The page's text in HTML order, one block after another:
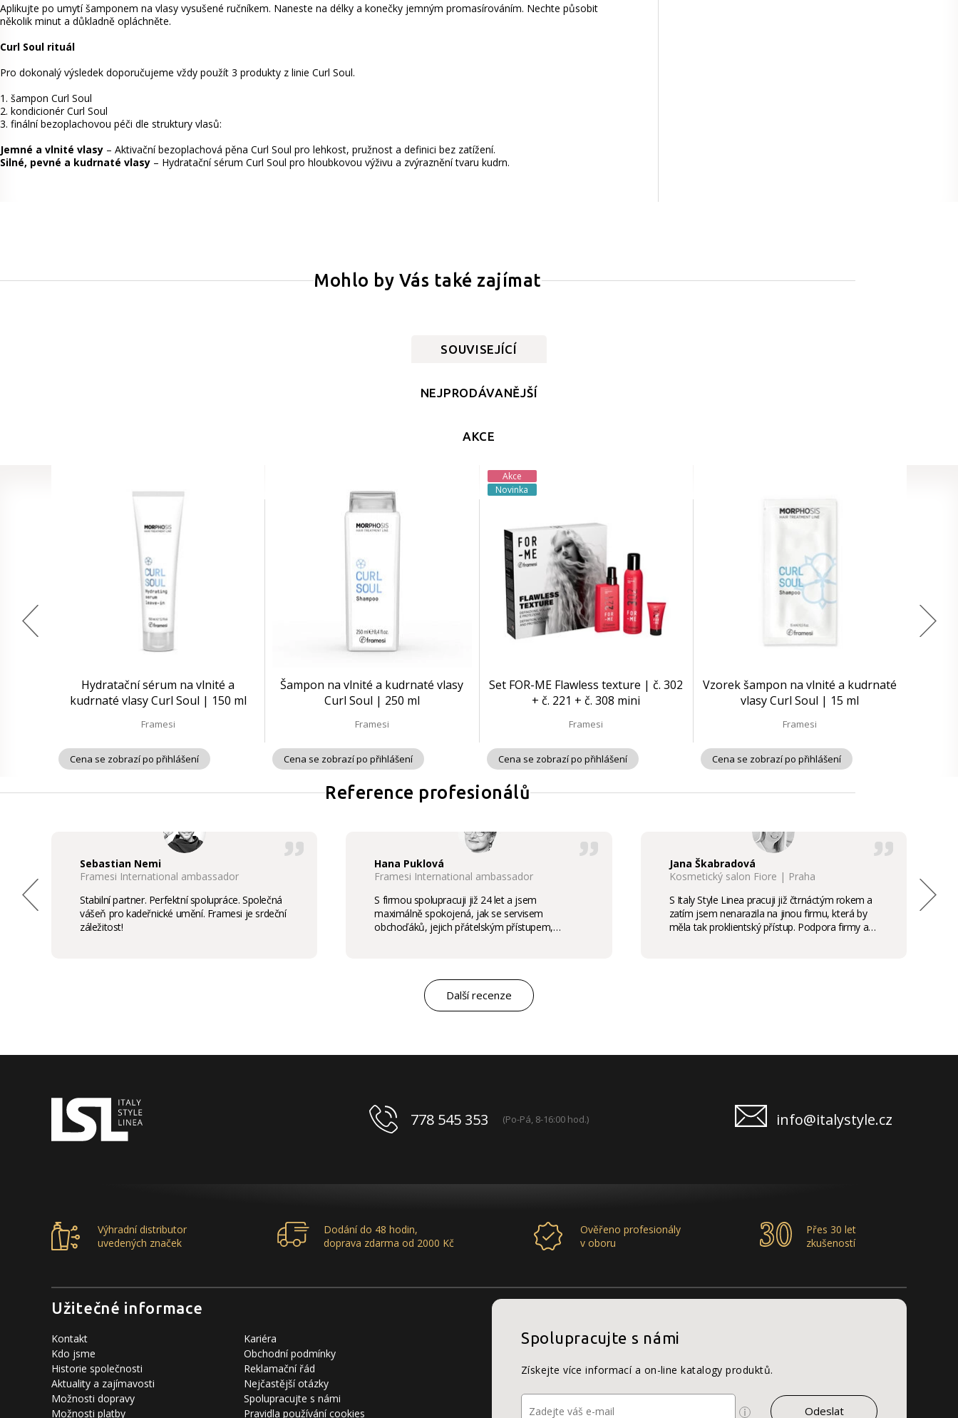
Aplikujte po umytí šamponem na vlasy vysušené ručníkem. Naneste na délky a konečky jemným promasírováním. Nechte působit
několik minut a důkladně opláchněte.
Curl Soul rituál
Pro dokonalý výsledek doporučujeme vždy použít 3 produkty z linie Curl Soul.
1. šampon Curl Soul
2. kondicionér Curl Soul
3. finální bezoplachovou péči dle struktury vlasů:
Jemné a vlnité vlasy – Aktivační bezoplachová pěna Curl Soul pro lehkost, pružnost a definici bez zatížení.
Silné, pevné a kudrnaté vlasy – Hydratační sérum Curl Soul pro hloubkovou výživu a zvýraznění tvaru kudrn.
Mohlo by Vás také zajímat
SOUVISEJÍCÍ
NEJPRODÁVANĚJŠÍ
AKCE
Hydratační sérum na vlnité a
kudrnaté vlasy Curl Soul | 150 ml
Framesi
Cena se zobrazí po přihlášení
Šampon na vlnité a kudrnaté vlasy
Curl Soul | 250 ml
Framesi
Cena se zobrazí po přihlášení
Akce
Novinka
Set FOR-ME Flawless texture | č. 302
+ č. 221 + č. 308 mini
Framesi
Cena se zobrazí po přihlášení
Vzorek šampon na vlnité a kudrnaté
vlasy Curl Soul | 15 ml
Framesi
Cena se zobrazí po přihlášení
Reference profesionálů
Sebastian Nemi
Framesi International ambassador
Stabilní partner. Perfektní spolupráce. Společná
vášeň pro kadeřnické umění. Framesi je srdeční
záležitost!
Hana Puklová
Framesi International ambassador
S firmou spolupracuji již 24 let a jsem
maximálně spokojená, jak se servisem
obchoďáků, jejich přátelským přístupem,
marketingovým servisem. Pro mě je to po těch
letech „druhá rodina“. Myslím, že ty roky
spolupráce mluví za vše.
Jana Škabradová
Kosmetický salon Fiore | Praha
S Italy Style Linea pracuji již čtrnáctým rokem a
zatím jsem nenarazila na jinou firmu, která by
měla tak proklientský přístup. Podpora firmy a
Další recenze
778 545 353 (Po-Pá, 8-16:00 hod.) info@italystyle.cz
Výhradní distributor
uvedených značek
Dodání do 48 hodin,
doprava zdarma od 2000 Kč
Ověřeno profesionály
v oboru
Přes 30 let
zkušeností
Užitečné informace
Kontakt
Kdo jsme
Historie společnosti
Aktuality a zajímavosti
Možnosti dopravy
Možnosti platby
Kariéra
Obchodní podmínky
Reklamační řád
Nejčastější otázky
Spolupracujte s námi
Pravidla používání cookies
Spolupracujte s námi
Získejte více informací a on-line katalogy produktů.